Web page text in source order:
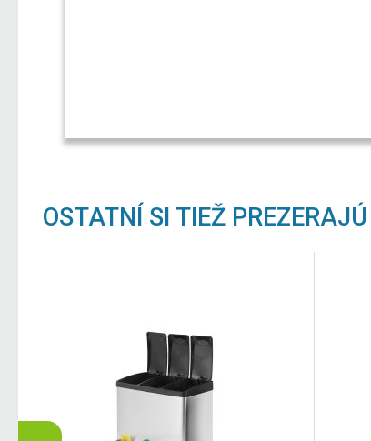
OSTATNÍ SI TIEŽ PREZERAJÚ